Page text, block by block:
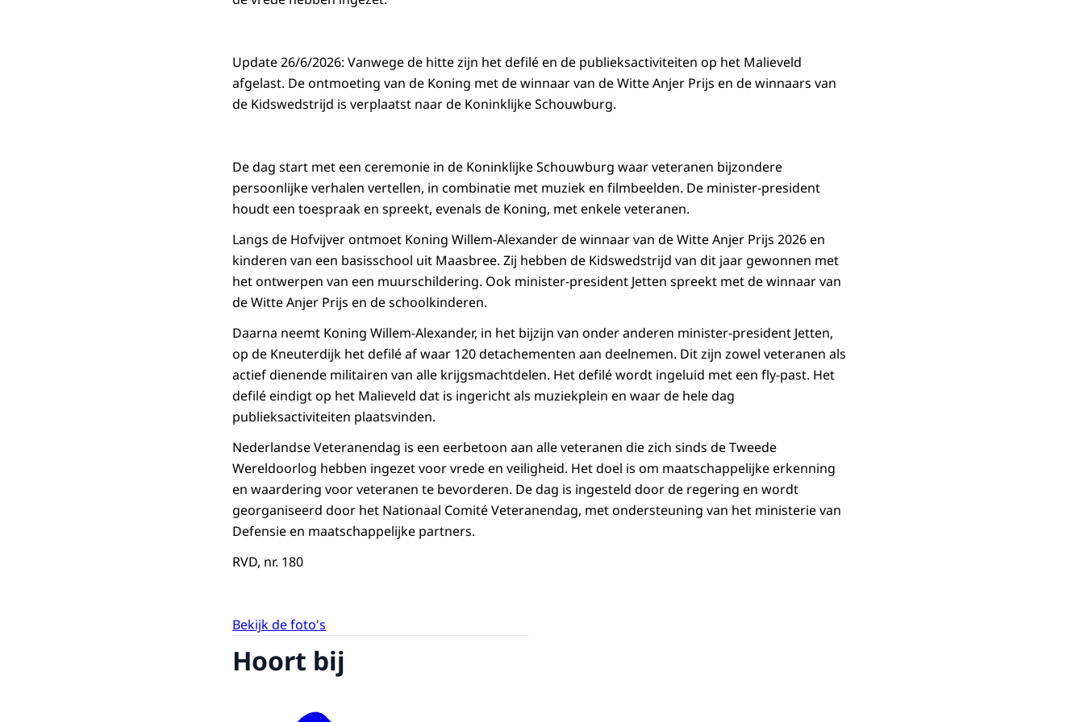
Update 26/6/2026: Vanwege de hitte zijn het defilé en de publieksactiviteiten op het Malieveld
afgelast. De ontmoeting van de Koning met de winnaar van de Witte Anjer Prijs en de winnaars van
de Kidswedstrijd is verplaatst naar de Koninklijke Schouwburg.
De dag start met een ceremonie in de Koninklijke Schouwburg waar veteranen bijzondere
persoonlijke verhalen vertellen, in combinatie met muziek en filmbeelden. De minister-president
houdt een toespraak en spreekt, evenals de Koning, met enkele veteranen.
Langs de Hofvijver ontmoet Koning Willem-Alexander de winnaar van de Witte Anjer Prijs 2026 en
kinderen van een basisschool uit Maasbree. Zij hebben de Kidswedstrijd van dit jaar gewonnen met
het ontwerpen van een muurschildering. Ook minister-president Jetten spreekt met de winnaar van
de Witte Anjer Prijs en de schoolkinderen.
Daarna neemt Koning Willem-Alexander, in het bijzijn van onder anderen minister-president Jetten,
op de Kneuterdijk het defilé af waar 120 detachementen aan deelnemen. Dit zijn zowel veteranen als
actief dienende militairen van alle krijgsmachtdelen. Het defilé wordt ingeluid met een fly-past. Het
defilé eindigt op het Malieveld dat is ingericht als muziekplein en waar de hele dag
publieksactiviteiten plaatsvinden.
Nederlandse Veteranendag is een eerbetoon aan alle veteranen die zich sinds de Tweede
Wereldoorlog hebben ingezet voor vrede en veiligheid. Het doel is om maatschappelijke erkenning
en waardering voor veteranen te bevorderen. De dag is ingesteld door de regering en wordt
georganiseerd door het Nationaal Comité Veteranendag, met ondersteuning van het ministerie van
Defensie en maatschappelijke partners.
RVD, nr. 180
Bekijk de foto's
Hoort bij